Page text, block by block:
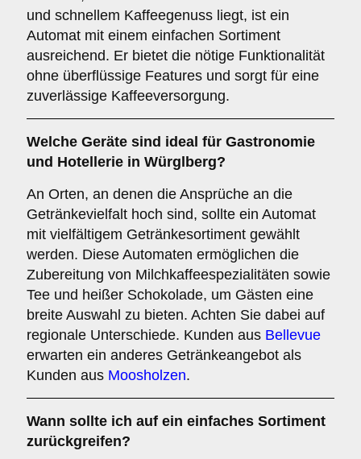
und schnellem Kaffeegenuss liegt, ist ein
Automat mit einem einfachen Sortiment
ausreichend. Er bietet die nötige Funktionalität
ohne überflüssige Features und sorgt für eine
zuverlässige Kaffeeversorgung.
Welche Geräte sind ideal für Gastronomie
und Hotellerie in Würglberg?
An Orten, an denen die Ansprüche an die
Getränkevielfalt hoch sind, sollte ein Automat
mit vielfältigem Getränkesortiment gewählt
werden. Diese Automaten ermöglichen die
Zubereitung von Milchkaffeespezialitäten sowie
Tee und heißer Schokolade, um Gästen eine
breite Auswahl zu bieten. Achten Sie dabei auf
regionale Unterschiede. Kunden aus Bellevue
erwarten ein anderes Getränkeangebot als
Kunden aus Moosholzen.
Wann sollte ich auf ein einfaches Sortiment
zurückgreifen?